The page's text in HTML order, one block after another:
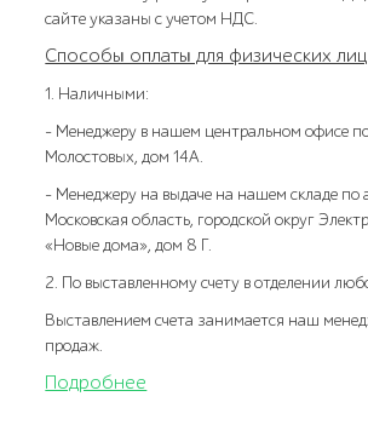
сайте указаны с учетом НДС.
Способы оплаты для физических лиц
1. Наличными:
- Менеджеру в нашем центральном офисе
Молостовых, дом 14А.
- Менеджеру на выдаче на нашем складе по
Московская область, городской округ
«Новые дома», дом 8 Г.
2. По выставленному счету в отделении
Выставлением счета занимается наш
продаж.
Подробнее